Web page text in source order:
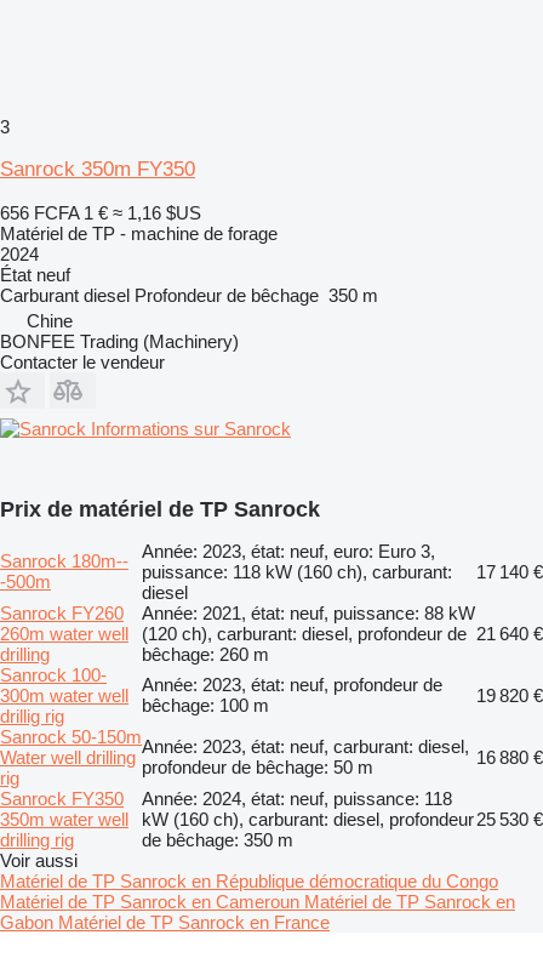
3
Sanrock 350m FY350
656 FCFA 1 € ≈ 1,16 $US
Matériel de TP - machine de forage
2024
État neuf
Carburant diesel Profondeur de bêchage 350 m
Chine
BONFEE Trading (Machinery)
Contacter le vendeur
Informations sur Sanrock
Prix de matériel de TP Sanrock
Sanrock 180m--
-500m
Année: 2023, état: neuf, euro: Euro 3,
puissance: 118 kW (160 ch), carburant:
diesel
17 140 €
Sanrock FY260
260m water well
drilling
Année: 2021, état: neuf, puissance: 88 kW
(120 ch), carburant: diesel, profondeur de
bêchage: 260 m
21 640 €
Sanrock 100-
300m water well
drillig rig
Année: 2023, état: neuf, profondeur de
bêchage: 100 m
19 820 €
Sanrock 50-150m
Water well drilling
rig
Année: 2023, état: neuf, carburant: diesel,
profondeur de bêchage: 50 m
16 880 €
Sanrock FY350
350m water well
drilling rig
Année: 2024, état: neuf, puissance: 118
kW (160 ch), carburant: diesel, profondeur
de bêchage: 350 m
25 530 €
Voir aussi
Matériel de TP Sanrock en République démocratique du Congo
Matériel de TP Sanrock en Cameroun Matériel de TP Sanrock en
Gabon Matériel de TP Sanrock en France